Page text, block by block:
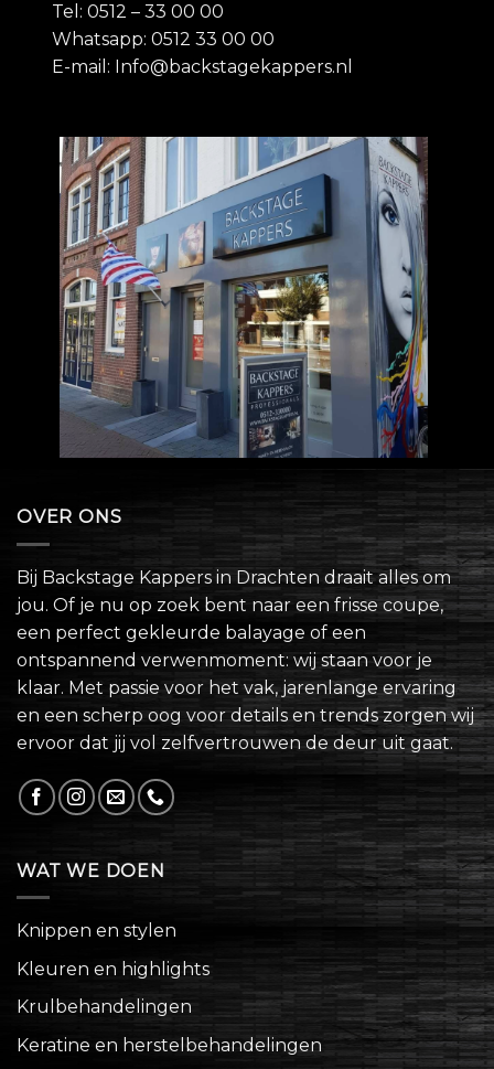
Tel: 0512 – 33 00 00
Whatsapp: 0512 33 00 00
E-mail: Info@backstagekappers.nl
OVER ONS
Bij Backstage Kappers in Drachten draait alles om
jou. Of je nu op zoek bent naar een frisse coupe,
een perfect gekleurde balayage of een
ontspannend verwenmoment: wij staan voor je
klaar. Met passie voor het vak, jarenlange ervaring
en een scherp oog voor details en trends zorgen wij
ervoor dat jij vol zelfvertrouwen de deur uit gaat.
WAT WE DOEN
Knippen en stylen
Kleuren en highlights
Krulbehandelingen
Keratine en herstelbehandelingen